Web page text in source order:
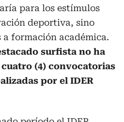
para los estímulos
deportiva, sino
formación académica.
surfista no ha
(4) convocatorias
por el IDER